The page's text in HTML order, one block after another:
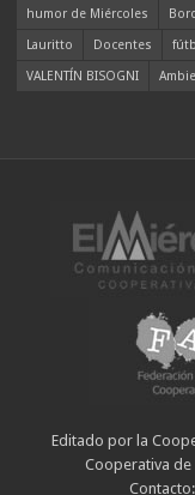
humor de Miércoles
Lauritto
Docentes
VALENTÍN BISOGNI
Editado por la
Cooperativa de